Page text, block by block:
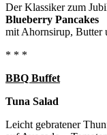
Der Klassiker zum
Blueberry Pancakes
mit Ahornsirup, Butter
* * *
BBQ Buffet
Tuna Salad
Leicht gebratener